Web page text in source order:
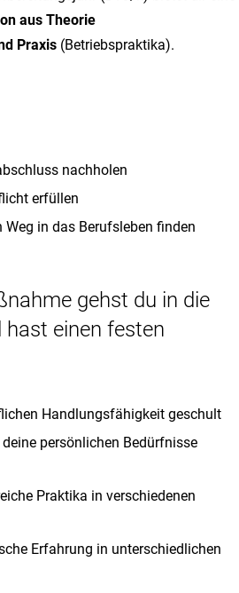
aus Theorie
Praxis (Betriebspraktika).
nachholen
erfüllen
Weg in das Berufsleben finden
gehst du in die
einen festen
Handlungsfähigkeit geschult
persönlichen Bedürfnisse
Praktika in verschiedenen
Erfahrung in unterschiedlichen